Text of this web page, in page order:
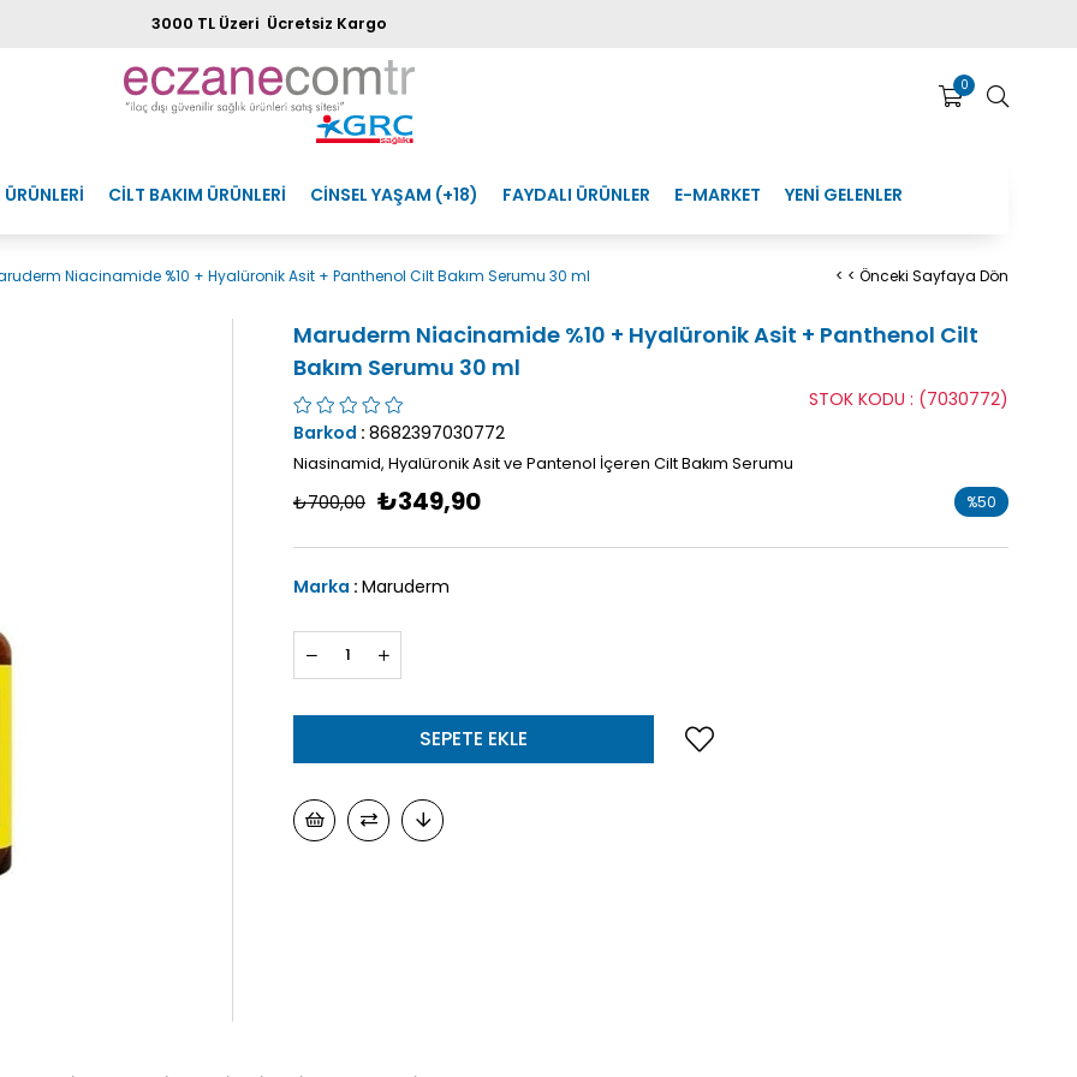
3000 TL Üzeri Ücretsiz Kargo
0
CİLT BAKIM ÜRÜNLERİ CİNSEL YAŞAM (+18) FAYDALI ÜRÜNLER E-MARKET YENİ GELENLER
Niacinamide %10 + Hyalüronik Asit + Panthenol Cilt Bakım Serumu 30 ml < < Önceki Sayfaya Dön
Maruderm Niacinamide %10 + Hyalüronik Asit + Panthenol Cilt
Bakım Serumu 30 ml
(7030772)
STOK KODU
Barkod : 8682397030772
Niasinamid, Hyalüronik Asit ve Pantenol İçeren Cilt Bakım Serumu
₺700,00 ₺349,90 %50
Marka : Maruderm